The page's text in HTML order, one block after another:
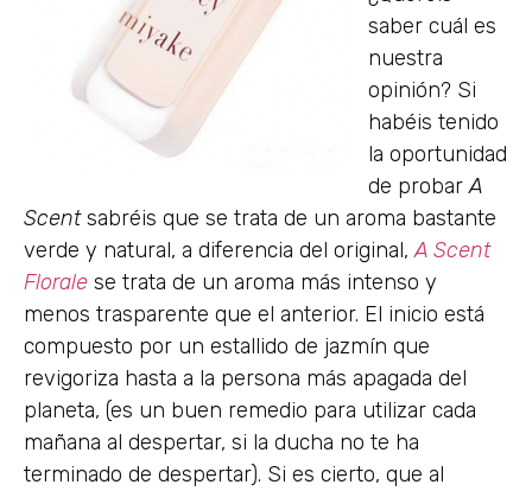
saber cuál es
nuestra
opinión? Si
habéis tenido
la oportunidad
de probarA
Scentsabréis que se trata de un aroma bastante
verde y natural, a diferencia del original,A Scent
Florale se trata de un aroma más intenso y
menos trasparente que el anterior. El inicio está
compuesto por un estallido de jazmín que
revigoriza hasta a la persona más apagada del
planeta, (es un buen remedio para utilizar cada
mañana al despertar, si la ducha no te ha
terminado de despertar). Si es cierto, que al